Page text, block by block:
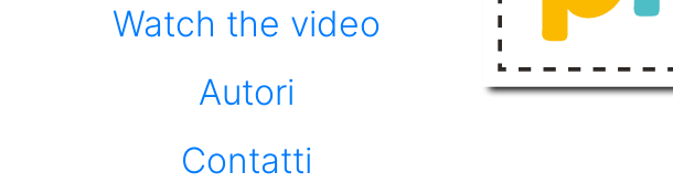
Watch the video
Autori
Contatti